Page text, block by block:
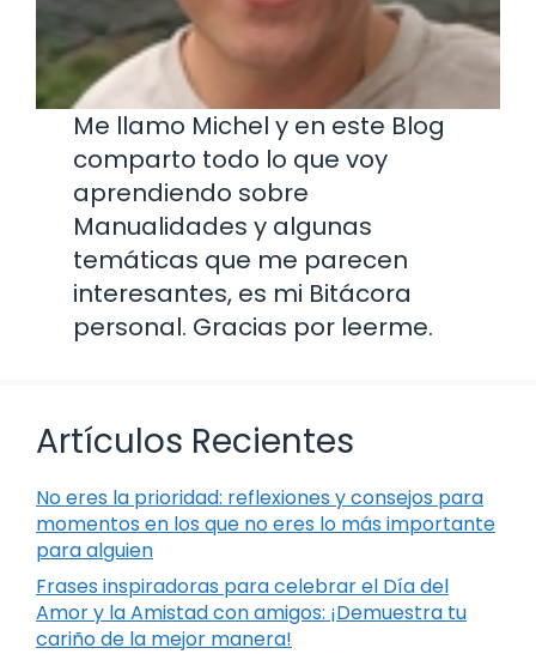
Me llamo Michel y en este Blog
comparto todo lo que voy
aprendiendo sobre
Manualidades y algunas
temáticas que me parecen
interesantes, es mi Bitácora
personal. Gracias por leerme.
Artículos Recientes
No eres la prioridad: reflexiones y consejos para
momentos en los que no eres lo más importante
para alguien
Frases inspiradoras para celebrar el Día del
Amor y la Amistad con amigos: ¡Demuestra tu
cariño de la mejor manera!